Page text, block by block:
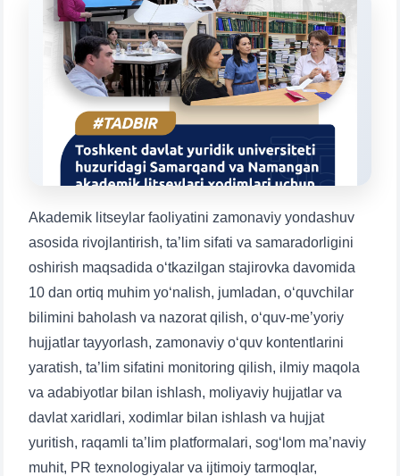
Akademik litseylar faoliyatini zamonaviy yondashuv
asosida rivojlantirish, ta’lim sifati va samaradorligini
oshirish maqsadida o‘tkazilgan stajirovka davomida
10 dan ortiq muhim yo‘nalish, jumladan, o‘quvchilar
bilimini baholash va nazorat qilish, o‘quv-me’yoriy
hujjatlar tayyorlash, zamonaviy o‘quv kontentlarini
yaratish, ta’lim sifatini monitoring qilish, ilmiy maqola
va adabiyotlar bilan ishlash, moliyaviy hujjatlar va
davlat xaridlari, xodimlar bilan ishlash va hujjat
yuritish, raqamli ta’lim platformalari, sog‘lom ma’naviy
muhit, PR texnologiyalar va ijtimoiy tarmoqlar,
savollar chiqadi:
1. Hujjatlar (bakalavr) (5) 2. Hujjatlar (magistr) (4)
3. Suhbat (bakalavr) (8) 4. Suhbat (magistr) (5)
5. To'lov-kontrakt (2) 6. Elektron ariza (16)
9. Magistratura kvotasi (4) ✉️ Adminga yozish